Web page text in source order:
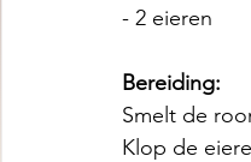
- 2 eieren
Bereiding:
Smelt de
Klop de